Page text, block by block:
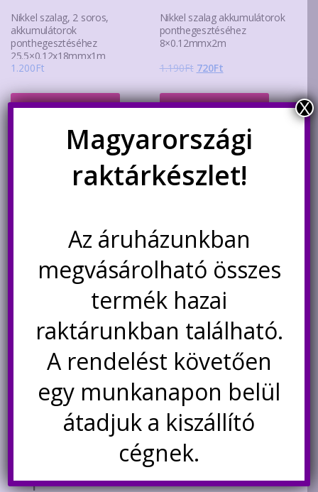
Nikkel szalag, 2 soros,
akkumulátorok
ponthegesztéséhez
25.5×0.12x18mmx1m
1.200Ft
Kosárba teszem
Nikkel szalag akkumulátorok
ponthegesztéséhez
8×0.12mmx2m
1.190Ft Original
was:
720FtCurrent
is:
Kosárba teszem
akkumulátorok
ponthegesztéséhez
88×0.15×20.2mmx1m
Kosárba teszem
Kapcsolódó termékek
Magyarországi
raktárkészlet!
Az áruházunkban
megvásárolható összes
termék hazai
raktárunkban található.
A rendelést követően
egy munkanapon belül
átadjuk a kiszállító
cégnek.
X